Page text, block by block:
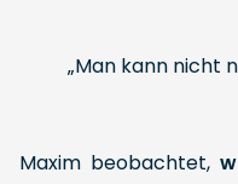
„Man kann nicht
Maxim beobachtet,